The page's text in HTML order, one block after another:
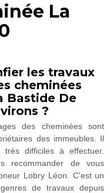
La
les travaux
cheminées
Bastide De
?
des cheminées sont
des immeubles. Il
difficiles à effectuer.
recommander de vous
Lobry Léon. C'est un
de travaux depuis